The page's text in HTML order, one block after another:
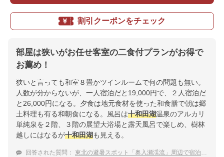
割引クーポンをチェック
部屋は狭いがお任せ客室の二食付プランがお得で
お薦め！
狭いと言っても和室８畳かツインルームで何の問題も無い。
人数が分からないが、一人宿泊だと19,000円で、２人宿泊だ
と26,000円になる。夕食は地元食材を使った和食膳で朝は郷
土料理も有る和朝食になる。風呂は十和田湖温泉のアルカリ
単純泉を２階、３階の展望大浴場と露天風呂で楽しめ、樹林
越しにはなるが十和田湖も見える。
回答された質問： 東北の避暑スポット「奥入瀬渓流」周辺で宿泊したい温泉宿